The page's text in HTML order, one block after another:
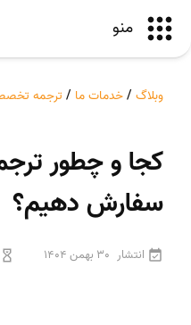
منو
وبلاگ /خدمات ما / ترجمه
کجا و چطور
سفارش دهیم؟
انتشار 30 بهمن 1404